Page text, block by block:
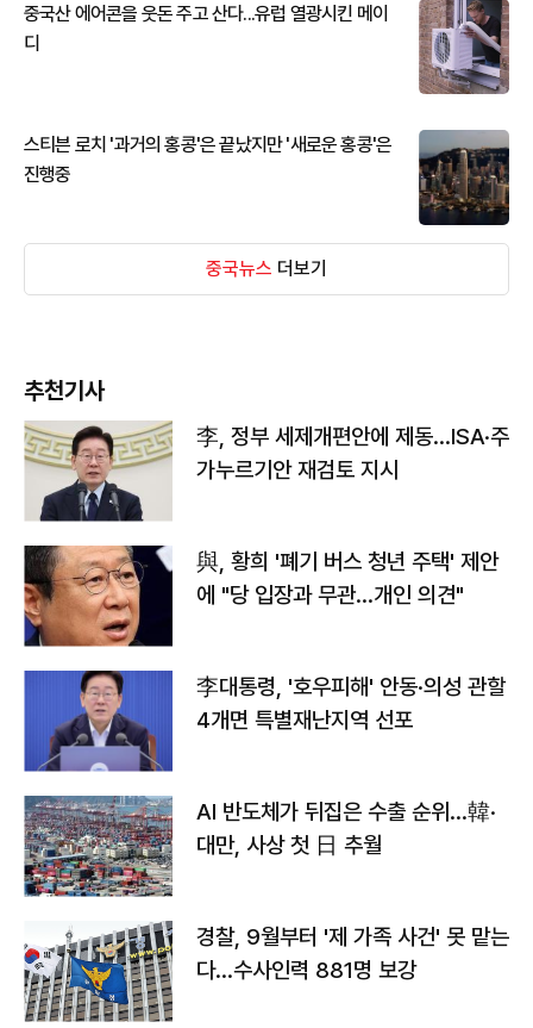
중국산 에어콘을 웃돈 주고 산다...유럽 열광시킨 메이
디
스티븐 로치 '과거의 홍콩'은 끝났지만 '새로운 홍콩'은
진행중
중국뉴스 더보기
추천기사
李, 정부 세제개편안에 제동…ISA·주
가누르기안 재검토 지시
與, 황희 '폐기 버스 청년 주택' 제안
에 "당 입장과 무관…개인 의견"
李대통령, '호우피해' 안동·의성 관할
4개면 특별재난지역 선포
AI 반도체가 뒤집은 수출 순위…韓·
대만, 사상 첫 日 추월
경찰, 9월부터 '제 가족 사건' 못 맡는
다…수사인력 881명 보강